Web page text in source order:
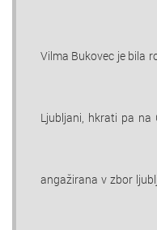
Vilma Bukovec je bila
Ljubljani, hkrati pa
angažirana v zbor